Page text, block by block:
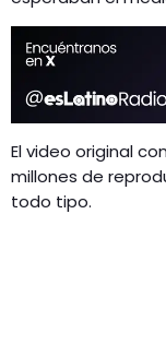
El video original
millones de
todo tipo.